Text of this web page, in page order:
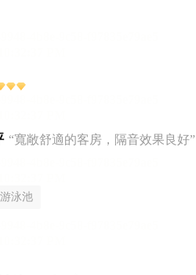
“寬敞舒適的客房，隔音效果良好”
游泳池